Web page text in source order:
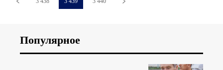
Популярное